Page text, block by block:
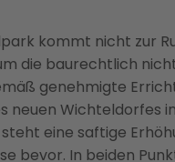
kommt nicht zur
die baurechtlich
genehmigte
neuen Wichteldorfes
eine saftige
bevor. In beiden